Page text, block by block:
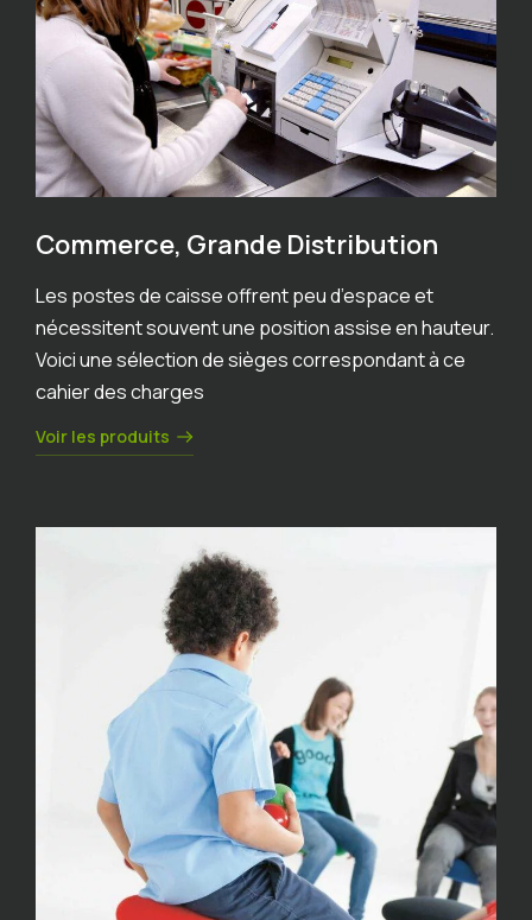
Commerce, Grande Distribution
Les postes de caisse offrent peu d’espace et
nécessitent souvent une position assise en hauteur.
Voici une sélection de sièges correspondant à ce
cahier des charges
Voir les produits